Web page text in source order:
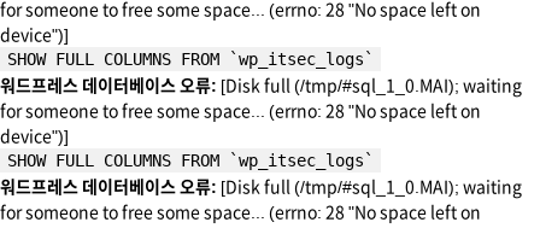
for someone to free some space... (errno: 28 "No space left on
device")]
SHOW FULL COLUMNS FROM `wp_itsec_logs`
워드프레스 데이터베이스 오류: [Disk full (/tmp/#sql_1_0.MAI); waiting
for someone to free some space... (errno: 28 "No space left on
device")]
SHOW FULL COLUMNS FROM `wp_itsec_logs`
워드프레스 데이터베이스 오류: [Disk full (/tmp/#sql_1_0.MAI); waiting
for someone to free some space... (errno: 28 "No space left on